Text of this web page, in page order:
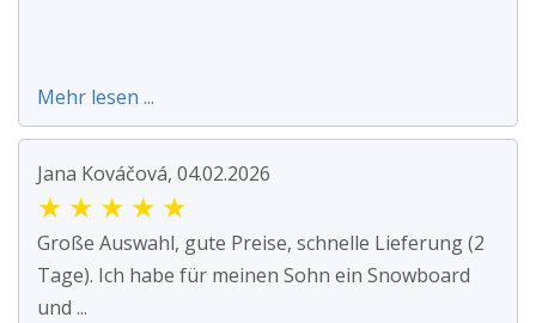
Mehr lesen ...
Jana Kováčová, 04.02.2026
★ ★ ★ ★ ★
Große Auswahl, gute Preise, schnelle Lieferung (2
Tage). Ich habe für meinen Sohn ein Snowboard
und ...